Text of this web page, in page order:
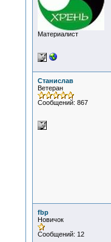
Материалист
Станислав
Ветеран
Сообщений: 867
fbp
Новичок
Сообщений: 12